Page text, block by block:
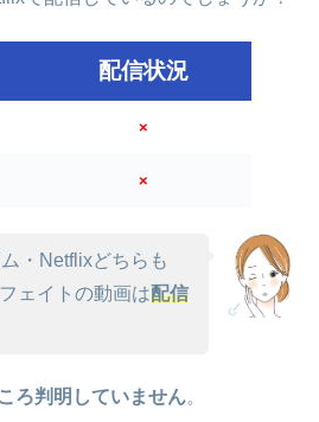
配信状況
×
×
・Netflixどちらも
ェイトの動画は配信
ろ判明していません。